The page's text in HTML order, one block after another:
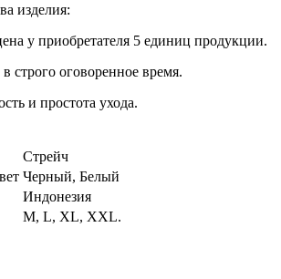
изделия:
у приобретателя 5 единиц продукции.
строго оговоренное время.
и простота ухода.
Стрейч
Черный, Белый
Индонезия
M, L, XL, XXL.